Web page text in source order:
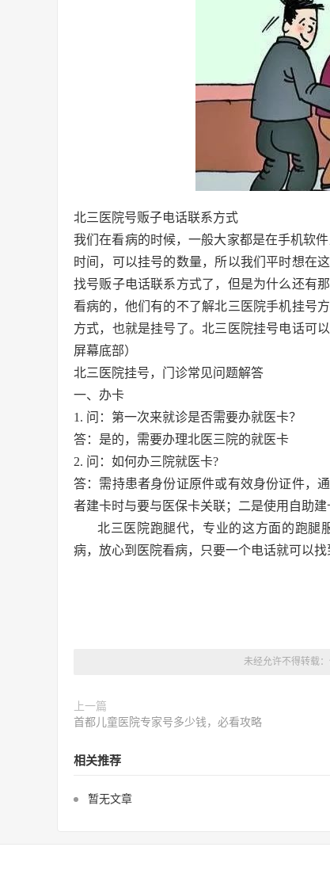
北三医院号贩子电话联系方式
我们在看病的时候，一般大家都是在手机软
时间，可以挂号的数量，所以我们平时想在
找号贩子电话联系方式了，但是为什么还有
看病的，他们有的不了解北三医院手机挂号
方式，也就是挂号了。北三医院挂号电话可
屏幕底部）
北三医院挂号，门诊常见问题解答
一、办卡
1. 问：第一次来就诊是否需要办就医卡？
答：是的，需要办理北医三院的就医卡
2. 问：如何办三院就医卡?
答：需持患者身份证原件或有效身份证件，
者建卡时与要与医保卡关联；二是使用自助
北三医院跑腿代，专业的这方面的跑腿
病，放心到医院看病，只要一个电话就可以
未经允许不得转载：
上一篇
首都儿童医院专家号多少钱，必看攻略
相关推荐
暂无文章